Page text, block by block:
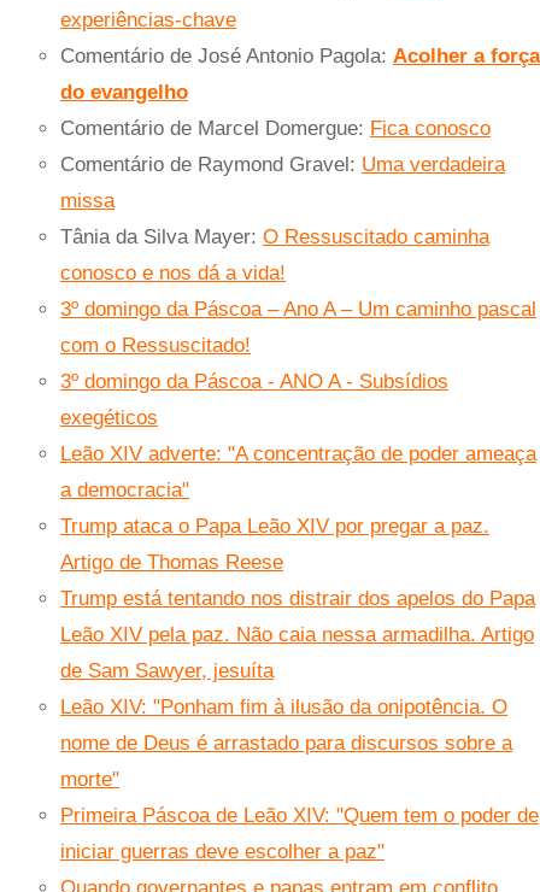
experiências-chave
Comentário de José Antonio Pagola: Acolher a força
do evangelho
Comentário de Marcel Domergue: Fica conosco
Comentário de Raymond Gravel: Uma verdadeira
missa
Tânia da Silva Mayer: O Ressuscitado caminha
conosco e nos dá a vida!
3º domingo da Páscoa – Ano A – Um caminho pascal
com o Ressuscitado!
3º domingo da Páscoa - ANO A - Subsídios
exegéticos
Leão XIV adverte: "A concentração de poder ameaça
a democracia"
Trump ataca o Papa Leão XIV por pregar a paz.
Artigo de Thomas Reese
Trump está tentando nos distrair dos apelos do Papa
Leão XIV pela paz. Não caia nessa armadilha. Artigo
de Sam Sawyer, jesuíta
Leão XIV: "Ponham fim à ilusão da onipotência. O
nome de Deus é arrastado para discursos sobre a
morte"
Primeira Páscoa de Leão XIV: "Quem tem o poder de
iniciar guerras deve escolher a paz"